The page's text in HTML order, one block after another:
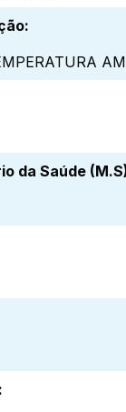
:
da Saúde
: